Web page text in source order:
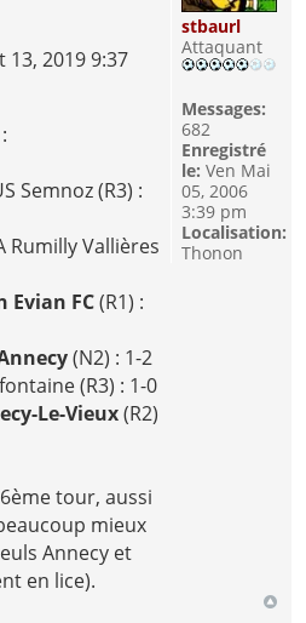
13, 2019 9:37
Semnoz (R3) :
Rumilly Vallières
Evian FC(R1) :
(N2) : 1-2
(R3) : 1-0
Le-Vieux(R2)
tour, aussi
mieux
Annecy et
en lice).
stbaurl
Attaquant
Messages:
682
Enregistré
le: Ven Mai
05, 2006
3:39 pm
Localisation:
Thonon